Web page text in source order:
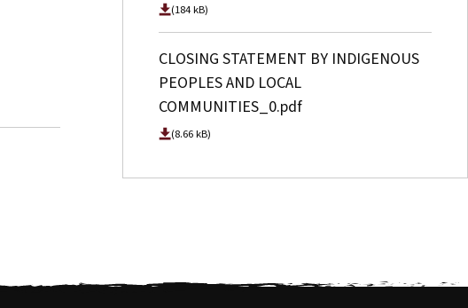
(184 kB)
CLOSING STATEMENT BY INDIGENOUS
PEOPLES AND LOCAL
COMMUNITIES_0.pdf
(8.66 kB)